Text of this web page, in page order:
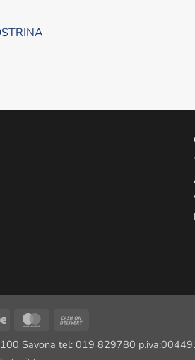
Stripe MasterCard
Delivery
Savona tel: 019 829780